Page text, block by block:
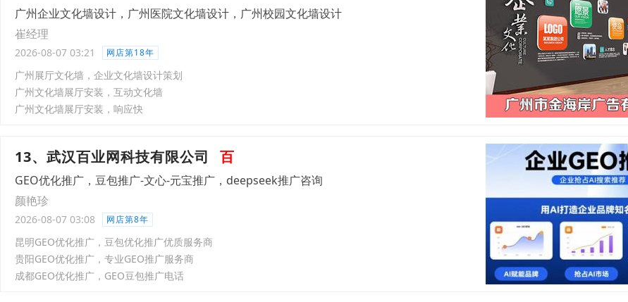
广州企业文化墙设计，广州医院文化墙设计，广州校园文化墙设计
崔经理
2026-08-07 03:21 网店第18年
广州展厅文化墙，企业文化墙设计策划
广州文化墙展厅安装，互动文化墙
广州文化墙展厅安装，响应快
13、武汉百业网科技有限公司 百
GEO优化推广，豆包推广-文心-元宝推广，deepseek推广咨询
颜艳珍
2026-08-07 03:08 网店第8年
昆明GEO优化推广，豆包优化推广优质服务商
贵阳GEO优化推广，专业GEO推广服务商
成都GEO优化推广，GEO豆包推广电话